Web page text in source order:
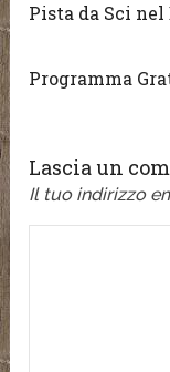
Pista da Sci nel
Programma
Lascia un
Il tuo indirizzo